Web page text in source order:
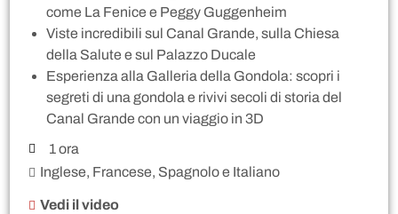
come La Fenice e Peggy Guggenheim
Viste incredibili sul Canal Grande, sulla Chiesa
della Salute e sul Palazzo Ducale
Esperienza alla Galleria della Gondola: scopri i
segreti di una gondola e rivivi secoli di storia del
Canal Grande con un viaggio in 3D
1 ora
Inglese, Francese, Spagnolo e Italiano
Vedi il video